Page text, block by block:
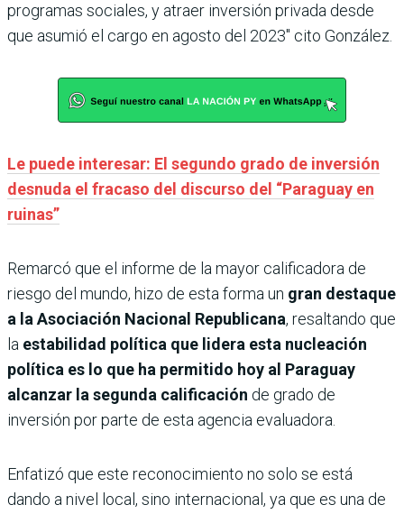
programas sociales, y atraer inversión privada desde
que asumió el cargo en agosto del 2023″ cito González.
Le puede interesar: El segundo grado de inversión
desnuda el fracaso del discurso del “Paraguay en
ruinas”
Remarcó que el informe de la mayor calificadora de
riesgo del mundo, hizo de esta forma un gran destaque
a la Asociación Nacional Republicana, resaltando que
la estabilidad política que lidera esta nucleación
política es lo que ha permitido hoy al Paraguay
alcanzar la segunda calificación de grado de
inversión por parte de esta agencia evaluadora.
Enfatizó que este reconocimiento no solo se está
dando a nivel local, sino internacional, ya que es una de